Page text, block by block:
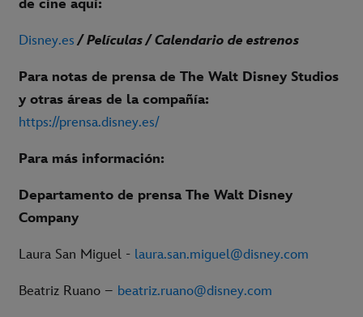
de cine aquí:
Disney.es / Películas / Calendario de estrenos
Para notas de prensa de The Walt Disney Studios
y otras áreas de la compañía:
https://prensa.disney.es/
Para más información:
Departamento de prensa The Walt Disney
Company
Laura San Miguel - laura.san.miguel@disney.com
Beatriz Ruano – beatriz.ruano@disney.com